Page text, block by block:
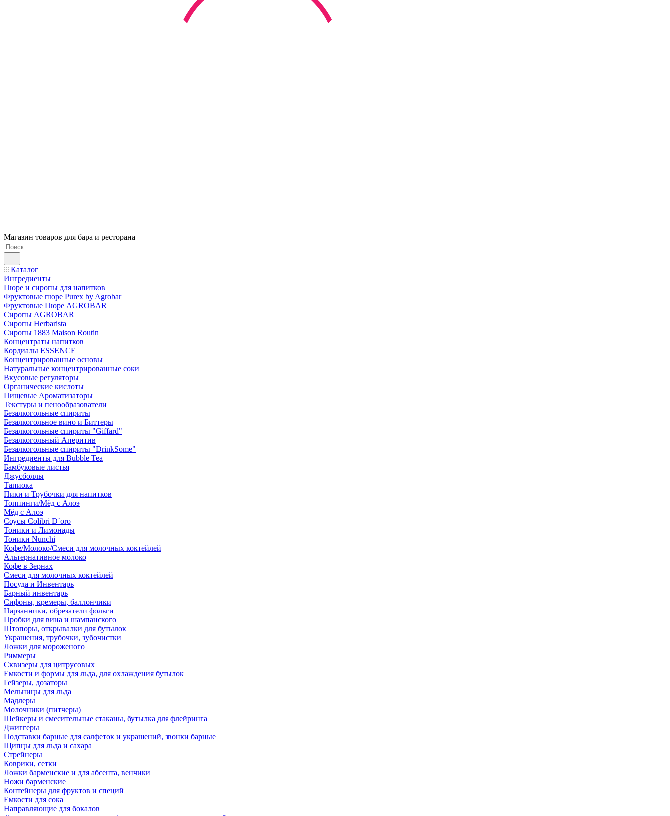
Магазин товаров для бара и ресторана
Каталог
Ингредиенты
Пюре и сиропы для напитков
Фруктовые пюре Purex by Agrobar
Фруктовые Пюре AGROBAR
Сиропы AGROBAR
Сиропы Herbarista
Сиропы 1883 Maison Routin
Концентраты напитков
Кордиалы ESSENCE
Концентрированные основы
Натуральные концентрированные соки
Вкусовые регуляторы
Органические кислоты
Пищевые Ароматизаторы
Текстуры и пенообразователи
Безалкогольные спириты
Безалкогольное вино и Биттеры
Безалкогольные спириты "Giffard"
Безалкогольный Аперитив
Безалкогольные спириты "DrinkSome"
Ингредиенты для Bubble Tea
Бамбуковые листья
Джусболлы
Тапиока
Пики и Трубочки для напитков
Топпинги/Мёд с Алоэ
Мёд с Алоэ
Соусы Colibri D`oro
Тоники и Лимонады
Тоники Nunchi
Кофе/Молоко/Смеси для молочных коктейлей
Альтернативное молоко
Кофе в Зернах
Смеси для молочных коктейлей
Посуда и Инвентарь
Барный инвентарь
Сифоны, кремеры, баллончики
Нарзанники, обрезатели фольги
Пробки для вина и шампанского
Штопоры, открывалки для бутылок
Украшения, трубочки, зубочистки
Ложки для мороженого
Риммеры
Сквизеры для цитрусовых
Емкости и формы для льда, для охлаждения бутылок
Гейзеры, дозаторы
Мельницы для льда
Мадлеры
Молочники (питчеры)
Шейкеры и смесительные стаканы, бутылка для флейринга
Джиггеры
Подставки барные для салфеток и украшений, звонки барные
Щипцы для льда и сахара
Стрейнеры
Коврики, сетки
Ложки барменские и для абсента, венчики
Ножи барменские
Контейнеры для фруктов и специй
Емкости для сока
Направляющие для бокалов